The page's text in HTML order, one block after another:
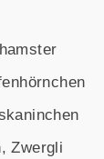
Zwergli